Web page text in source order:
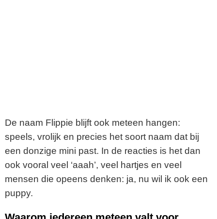
De naam Flippie blijft ook meteen hangen:
speels, vrolijk en precies het soort naam dat bij
een donzige mini past. In de reacties is het dan
ook vooral veel ‘aaah’, veel hartjes en veel
mensen die opeens denken: ja, nu wil ik ook een
puppy.